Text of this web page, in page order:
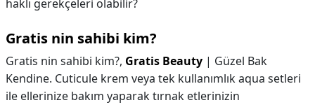
haklı gerekçeleri olabilir?
Gratis nin sahibi kim?
Gratis nin sahibi kim?, Gratis Beauty | Güzel Bak
Kendine. Cuticule krem veya tek kullanımlık aqua setleri
ile ellerinize bakım yaparak tırnak etlerinizin